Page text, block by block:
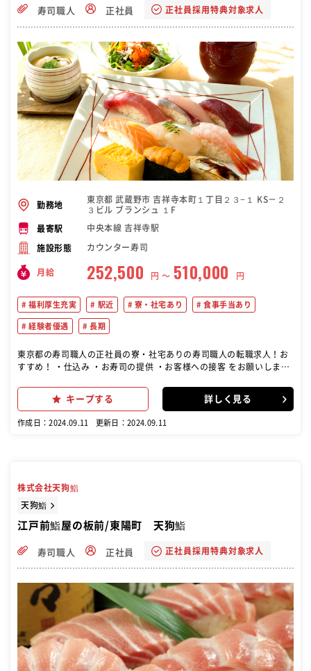
寿司職人 正社員 正社員採用特典対象求人
勤務地
東京都 武蔵野市 吉祥寺本町１丁目２３−１ KS－２
３ビル ブランシュ １F
最寄駅 中央本線 吉祥寺駅
施設形態 カウンター寿司
月給 252,500 円 〜 510,000 円
福利厚生充実 駅近 寮・社宅あり 食事手当あり
経験者優遇 長期
東京都の寿司職人の正社員の寮・社宅ありの寿司職人の転職求人！お
すすめ！ ・仕込み ・お寿司の提供 ・お客様への接客 をお願いしま
キープする 詳しく見る
作成日：2024.09.11 更新日：2024.09.11
株式会社天狗鮨
天狗鮨
江戸前鮨屋の板前/東陽町 天狗鮨
寿司職人 正社員 正社員採用特典対象求人